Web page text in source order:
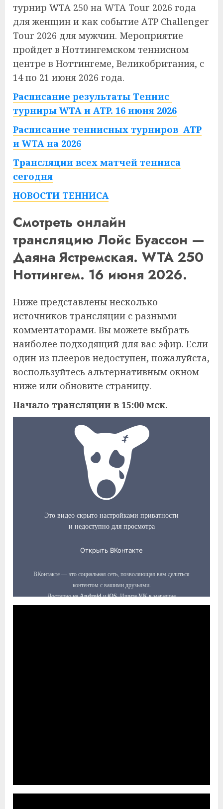
турнир WTA 250 на WTA Tour 2026 года
для женщин и как событие ATP Challenger
Tour 2026 для мужчин. Мероприятие
пройдет в Ноттингемском теннисном
центре в Ноттингеме, Великобритания, с
14 по 21 июня 2026 года.
Расписание результаты Теннис
турниры WTA и ATP. 16 июня 2026
Расписание теннисных турниров ATP
и WTA на 2026
Трансляции всех матчей тенниса
сегодня
НОВОСТИ ТЕННИСА
Смотреть онлайн
трансляцию Лойс Буассон —
Даяна Ястремская. WTA 250
Ноттингем. 16 июня 2026.
Ниже представлены несколько
источников трансляции с разными
комментаторами. Вы можете выбрать
наиболее подходящий для вас эфир. Если
один из плееров недоступен, пожалуйста,
воспользуйтесь альтернативным окном
ниже или обновите страницу.
Начало трансляции в 15:00 мск.